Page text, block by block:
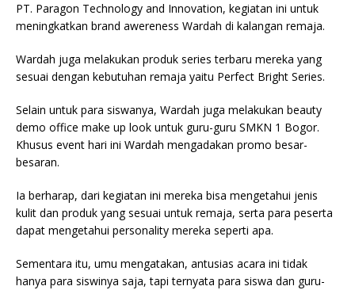
PT. Paragon Technology and Innovation, kegiatan ini untuk
meningkatkan brand awereness Wardah di kalangan remaja.
Wardah juga melakukan produk series terbaru mereka yang
sesuai dengan kebutuhan remaja yaitu Perfect Bright Series.
Selain untuk para siswanya, Wardah juga melakukan beauty
demo office make up look untuk guru-guru SMKN 1 Bogor.
Khusus event hari ini Wardah mengadakan promo besar-
besaran.
Ia berharap, dari kegiatan ini mereka bisa mengetahui jenis
kulit dan produk yang sesuai untuk remaja, serta para peserta
dapat mengetahui personality mereka seperti apa.
Sementara itu, umu mengatakan, antusias acara ini tidak
hanya para siswinya saja, tapi ternyata para siswa dan guru-